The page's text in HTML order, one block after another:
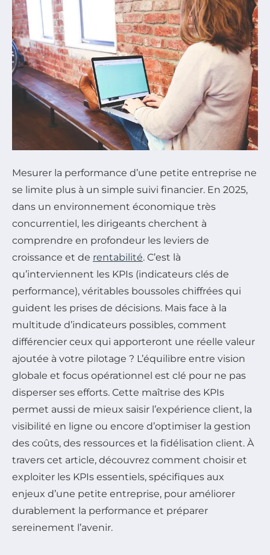
Mesurer la performance d’une petite entreprise ne
se limite plus à un simple suivi financier. En 2025,
dans un environnement économique très
concurrentiel, les dirigeants cherchent à
comprendre en profondeur les leviers de
croissance et de rentabilité. C’est là
qu’interviennent les KPIs (indicateurs clés de
performance), véritables boussoles chiffrées qui
guident les prises de décisions. Mais face à la
multitude d’indicateurs possibles, comment
différencier ceux qui apporteront une réelle valeur
ajoutée à votre pilotage ? L’équilibre entre vision
globale et focus opérationnel est clé pour ne pas
disperser ses efforts. Cette maîtrise des KPIs
permet aussi de mieux saisir l’expérience client, la
visibilité en ligne ou encore d’optimiser la gestion
des coûts, des ressources et la fidélisation client. À
travers cet article, découvrez comment choisir et
exploiter les KPIs essentiels, spécifiques aux
enjeux d’une petite entreprise, pour améliorer
durablement la performance et préparer
sereinement l’avenir.